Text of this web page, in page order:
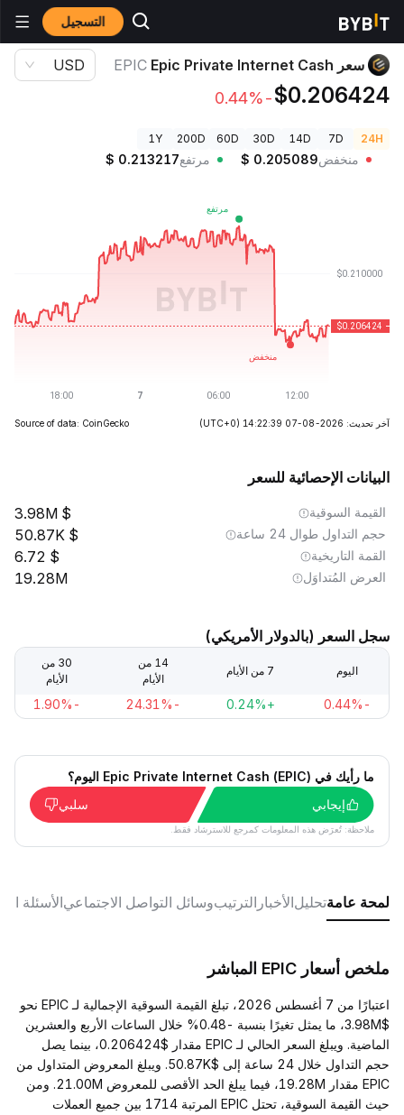
التسجيل أسعار العملات الرقمية
سعر Epic Private Internet Cash EPIC
$0.206424
-0.44%
USD
24H
7D
14D
30D
60D
200D
1Y
منخفض $ 0.205089 مرتفع $ 0.213217
آخر تحديث: 2026-08-07 14:22:39 (UTC+0)
Source of data: CoinGecko
البيانات الإحصائية للسعر
القيمة السوقية 3.98M
حجم التداول طوال 24 ساعة 50.87K
القمة التاريخية 6.72
العرض المُتداوَل 19.28M
سجل السعر (بالدولار الأمريكي)
اليوم 7 من الأيام
14 من
الأيام
30 من
الأيام
-0.44%
+0.24%
-24.31%
-1.90%
ما رأيك في Epic Private Internet Cash (EPIC) اليوم؟
إيجابي
سلبي
ملاحظة: تُعرَض هذه المعلومات كمرجع للاسترشاد فقط.
لمحة عامةتحليلالأخبار الترتيبوسائل التواصل الاجتماعيالأسئلة
ملخص أسعار EPIC المباشر
اعتبارًا من 7 أغسطس 2026، تبلغ القيمة السوقية الإجمالية لـ EPIC نحو
$3.98M، ما يمثل تغيرًا بنسبة -0.48% خلال الساعات الأربع والعشرين
الماضية. ويبلغ السعر الحالي لـ EPIC مقدار $0.206424، بينما يصل
حجم التداول خلال 24 ساعة إلى $50.87K. ويبلغ المعروض المتداول من
EPIC مقدار 19.28M، فيما يبلغ الحد الأقصى للمعروض 21.00M. ومن
حيث القيمة السوقية، تحتل EPIC المرتبة 1714 بين جميع العملات